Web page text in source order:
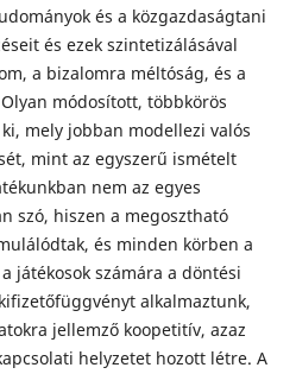
és a közgazdaságtani
és ezek szintetizálásával
a bizalomra méltóság, és a
módosított, többkörös
mely jobban modellezi valós
mint az egyszerű ismételt
nem az egyes
szó, hiszen a megosztható
és minden körben a
játékosok számára a döntési
alkalmaztunk,
jellemző koopetitív, azaz
helyzetet hozott létre. A